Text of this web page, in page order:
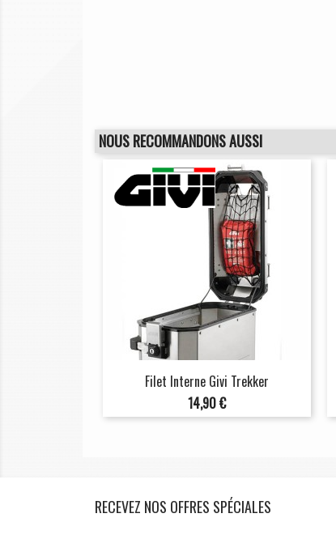
NOUS RECOMMANDONS AUSSI
Filet Interne Givi Trekker
Prix
14,90 €
RECEVEZ NOS OFFRES SPÉCIALES